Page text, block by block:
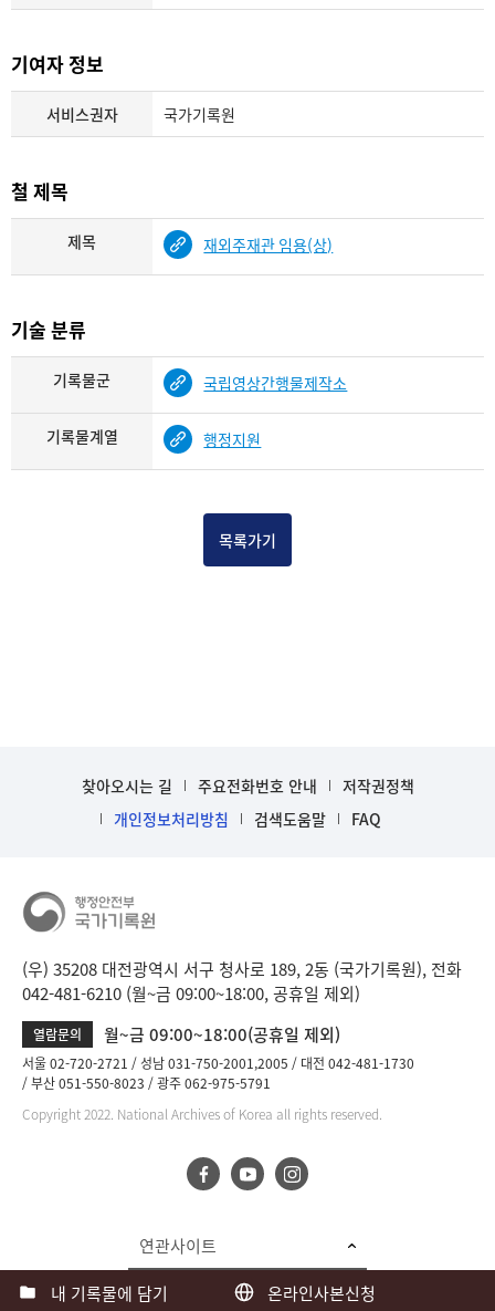
기여자 정보
서비스권자 국가기록원
철 제목
제목 재외주재관 임용(상)
기술 분류
기록물군 국립영상간행물제작소
기록물계열 행정지원
목록가기
내 기록물에 담기 온라인사본신청
찾아오시는 길 주요전화번호 안내
저작권정책
개인정보처리방침
검색도움말 FAQ
(우) 35208 대전광역시 서구 청사로 189, 2동 (국가기록원), 전화
042-481-6210 (월~금 09:00~18:00, 공휴일 제외)
열람문의 월~금 09:00~18:00(공휴일 제외)
서울 02-720-2721 성남 031-750-2001,2005
대전 042-481-1730
부산 051-550-8023
광주 062-975-5791
Copyright 2022. National Archives of Korea all rights reserved.
연관사이트